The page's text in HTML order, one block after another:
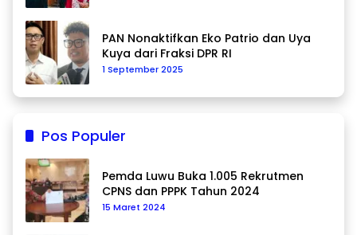
PAN Nonaktifkan Eko Patrio dan Uya
Kuya dari Fraksi DPR RI
1 September 2025
Pos Populer
Pemda Luwu Buka 1.005 Rekrutmen
CPNS dan PPPK Tahun 2024
15 Maret 2024